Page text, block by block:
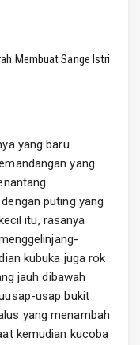
Membuat Sange Istri
yang baru
yang
puting yang
itu, rasanya
kubuka juga rok
jauh dibawah
usap bukit
yang menambah
kemudian kucoba